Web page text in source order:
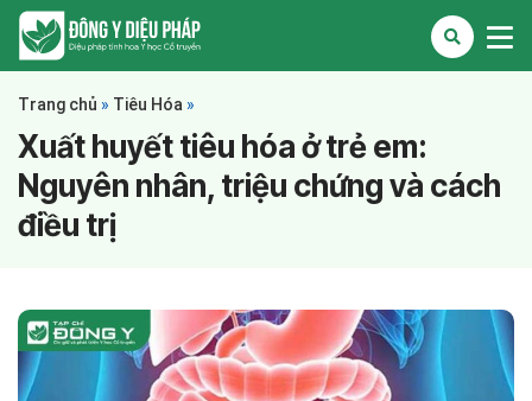
Trang chủ » Tiêu Hóa »
Xuất huyết tiêu hóa ở trẻ em:
Nguyên nhân, triệu chứng và cách
điều trị